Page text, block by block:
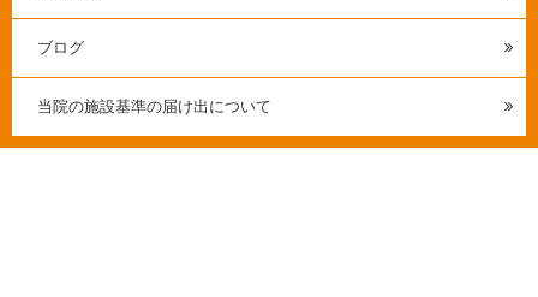
ブログ
当院の施設基準の届け出について